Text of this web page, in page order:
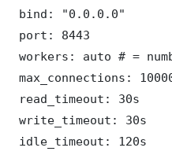
bind: "0.0.0.0"
port: 8443
workers: auto # =
max_connections:
read_timeout: 30s
write_timeout: 30s
idle_timeout: 120s